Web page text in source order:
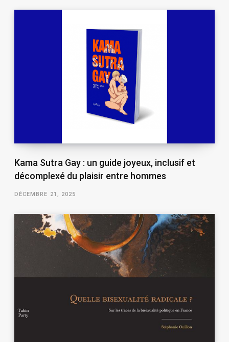
Kama Sutra Gay : un guide joyeux, inclusif et
décomplexé du plaisir entre hommes
DÉCEMBRE 21, 2025